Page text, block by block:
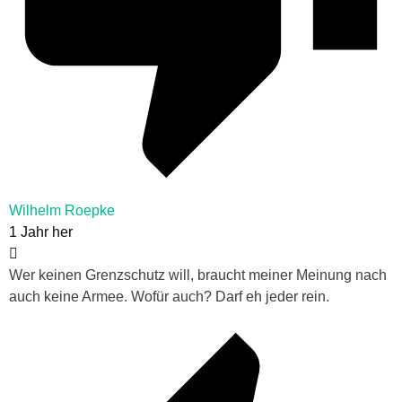
Wilhelm Roepke
1 Jahr her
Wer keinen Grenzschutz will, braucht meiner Meinung nach
auch keine Armee. Wofür auch? Darf eh jeder rein.